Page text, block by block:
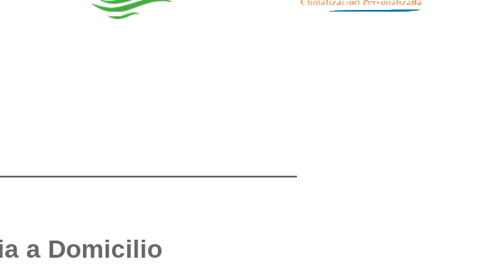
a Domicilio